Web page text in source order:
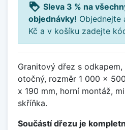
loyalty Sleva 3 % na
objednávky! Objednejte
Kč a v košíku zadejte
Granitový dřez s
otočný, rozměr 1 000 x
x 190 mm, horní montáž,
skříňka.
Součástí dřezu je